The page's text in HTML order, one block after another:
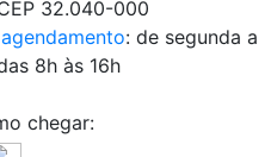
32.040-000
agendamento: de segunda a
8h às 16h
chegar: